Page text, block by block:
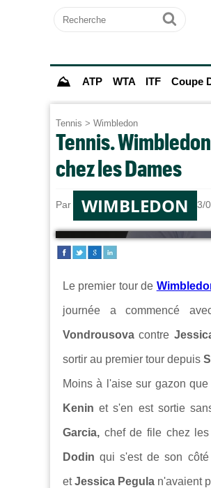
Recherche
Ok
⛰ ATP WTA ITF Coupe
Tennis > Wimbledon
Tennis.
chez les Dames
Par Alexandre HERCHEUXle 03/
WIMBLEDON
Le premier tour de
journée a commencé
Vondrousova contre
sortir au premier tour depuis
Moins à l'aise sur gazon
Keninet s'en est sortie
Garcia, chef de file chez
Dodinqui s'est de son côté
etJessica Pegula n'avaient